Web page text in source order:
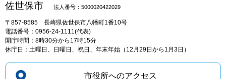
佐世保市 法人番号：5000020422029
〒857-8585 長崎県佐世保市八幡町1番10号
電話番号：0956-24-1111(代表)
開庁時間：8時30分から17時15分
休庁日：土曜日、日曜日、祝日、年末年始（12月29日から1月3日）
市役所へのアクセス